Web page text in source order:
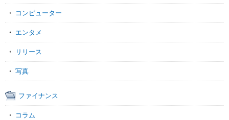
コンピューター
エンタメ
リリース
写真
ファイナンス
コラム